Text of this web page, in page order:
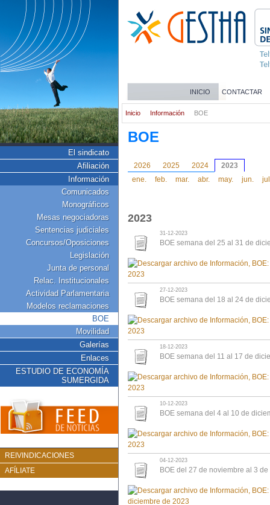
El sindicato
Afiliación
Información
Comunicados
Monográficos
Mesas negociadoras
Sentencias judiciales
Concursos/Oposiciones
Legislación
Junta de personal
Relac. Institucionales
Actividad Parlamentaria
Modelos reclamaciones
BOE
Movilidad
Galerías
Enlaces
ESTUDIO DE ECONOMÍA
SUMERGIDA
REIVINDICACIONES
AFÍLIATE
INICIO CONTACTAR
Inicio Información BOE
BOE
2026 2025 2024
2023
ene.
feb. mar. abr. may. jun.
2023
31-12-2023
BOE semana del 25 al 31 de
27-12-2023
BOE semana del 18 al 24 de
18-12-2023
BOE semana del 11 al 17 de
10-12-2023
BOE semana del 4 al 10 de
04-12-2023
BOE del 27 de noviembre al 3